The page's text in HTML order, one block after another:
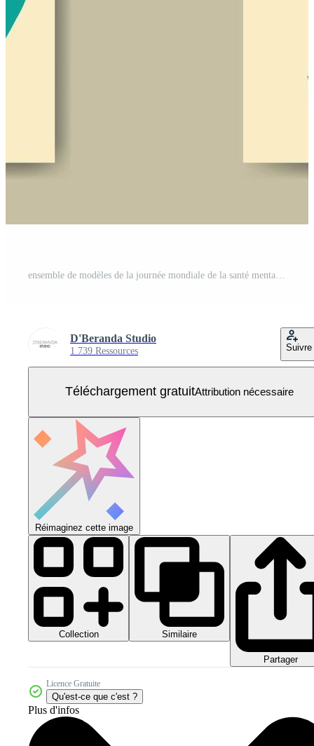
D'Beranda Studio
1 739 Ressources Suivre
Téléchargement gratuitAttribution nécessaire
Réimaginez cette image
Collection Similaire
Partager
Licence Gratuite
Qu'est-ce que c'est ?
Plus d'infos